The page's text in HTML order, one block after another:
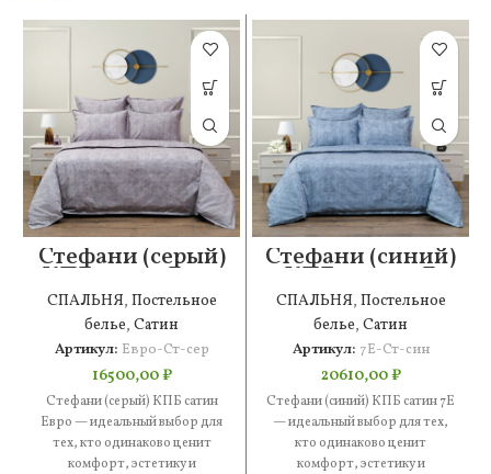
Стефани (серый)
КПБ сатин Евро
СПАЛЬНЯ, Постельное
белье, Сатин
Артикул: Евро-Ст-сер
16500,00₽
Стефани (серый) КПБ сатин
Евро — идеальный выбор для
тех, кто одинаково ценит
комфорт, эстетику и
Стефани (синий)
КПБ сатин 7Е
СПАЛЬНЯ, Постельное
белье, Сатин
Артикул: 7Е-Ст-син
20610,00₽
Стефани (синий) КПБ сатин 7Е
— идеальный выбор для тех,
кто одинаково ценит
комфорт, эстетику и